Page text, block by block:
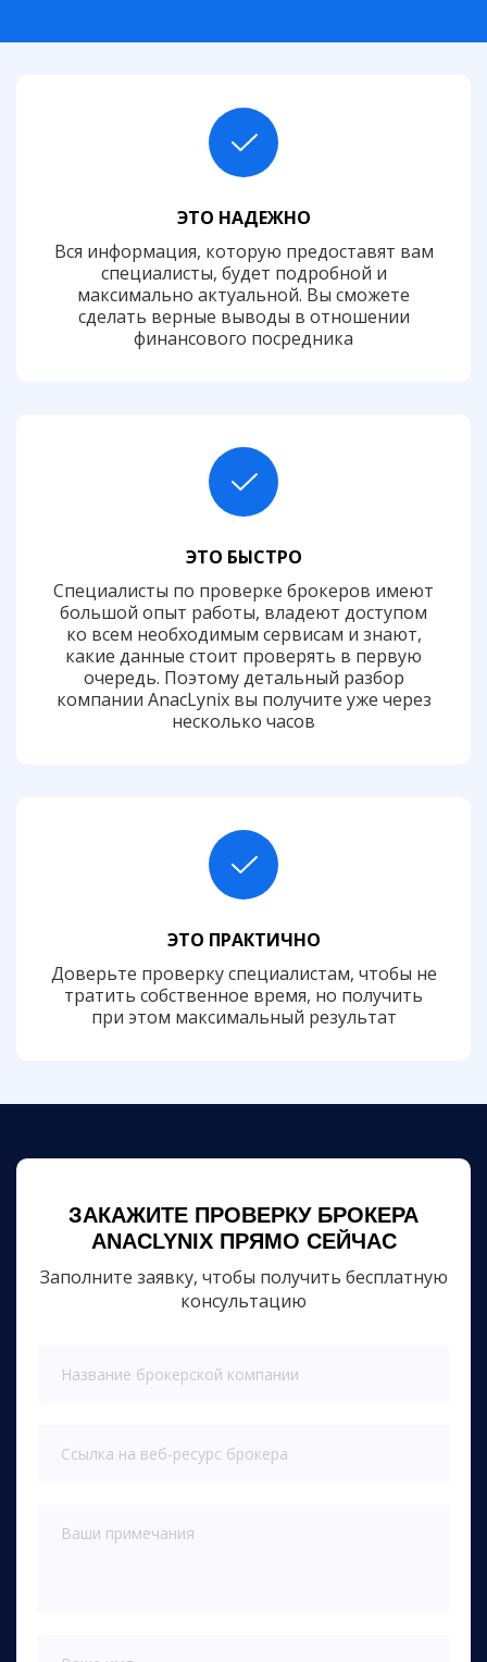
ЭТО НАДЕЖНО
Вся информация, которую предоставят вам
специалисты, будет подробной и
максимально актуальной. Вы сможете
сделать верные выводы в отношении
финансового посредника
ЭТО БЫСТРО
Специалисты по проверке брокеров имеют
большой опыт работы, владеют доступом
ко всем необходимым сервисам и знают,
какие данные стоит проверять в первую
очередь. Поэтому детальный разбор
компании AnacLynix вы получите уже через
несколько часов
ЭТО ПРАКТИЧНО
Доверьте проверку специалистам, чтобы не
тратить собственное время, но получить
при этом максимальный результат
ЗАКАЖИТЕ ПРОВЕРКУ БРОКЕРА
ANACLYNIX ПРЯМО СЕЙЧАС
Заполните заявку, чтобы получить бесплатную
консультацию